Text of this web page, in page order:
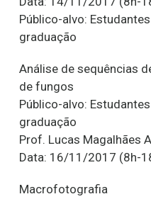
Público-alvo:
graduação
Análise de sequências
de fungos
Público-alvo:
graduação
Prof. Lucas Magalhães
Data: 16/11/2017 (8h-
Macrofotografia